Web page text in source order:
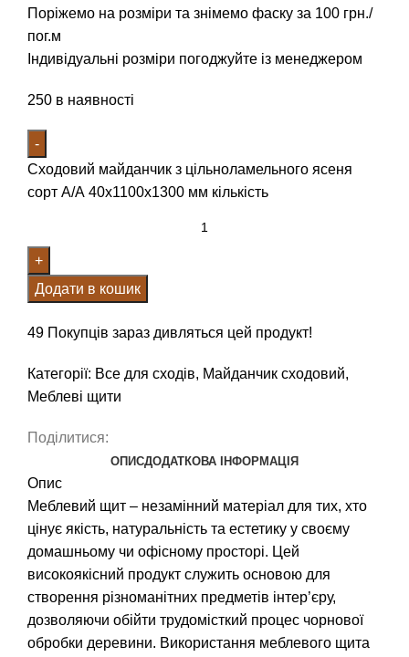
Поріжемо на розміри та знімемо фаску за 100 грн./
пог.м
Індивідуальні розміри погоджуйте із менеджером
250 в наявності
Сходовий майданчик з цільноламельного ясеня
сорт А/А 40х1100х1300 мм кількість
Додати в кошик
49 Покупців зараз дивляться цей продукт!
Категорії: Все для сходів, Майданчик сходовий,
Меблеві щити
Поділитися:
ОПИСДОДАТКОВА ІНФОРМАЦІЯ
Опис
Меблевий щит – незамінний матеріал для тих, хто
цінує якість, натуральність та естетику у своєму
домашньому чи офісному просторі. Цей
високоякісний продукт служить основою для
створення різноманітних предметів інтер’єру,
дозволяючи обійти трудомісткий процес чорнової
обробки деревини. Використання меблевого щита